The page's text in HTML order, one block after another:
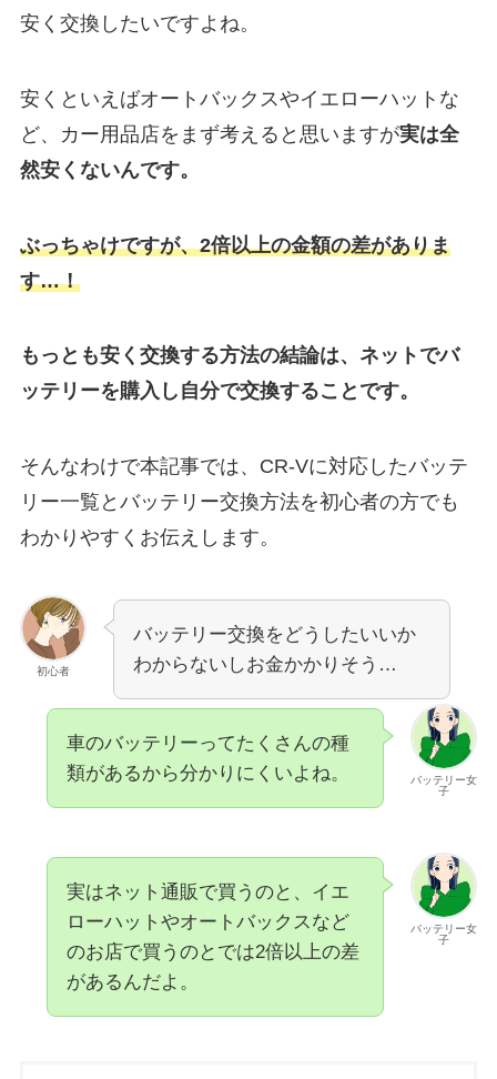
安く交換したいですよね。
安くといえばオートバックスやイエローハットな
ど、カー用品店をまず考えると思いますが実は全
然安くないんです。
ぶっちゃけですが、2倍以上の金額の差がありま
す…！
もっとも安く交換する方法の結論は、ネットでバ
ッテリーを購入し自分で交換することです。
そんなわけで本記事では、CR-Vに対応したバッテ
リー一覧とバッテリー交換方法を初心者の方でも
わかりやすくお伝えします。
初心者
バッテリー交換をどうしたいいか
わからないしお金かかりそう…
バッテリー女
子
車のバッテリーってたくさんの種
類があるから分かりにくいよね。
バッテリー女
子
実はネット通販で買うのと、イエ
ローハットやオートバックスなど
のお店で買うのとでは2倍以上の差
があるんだよ。